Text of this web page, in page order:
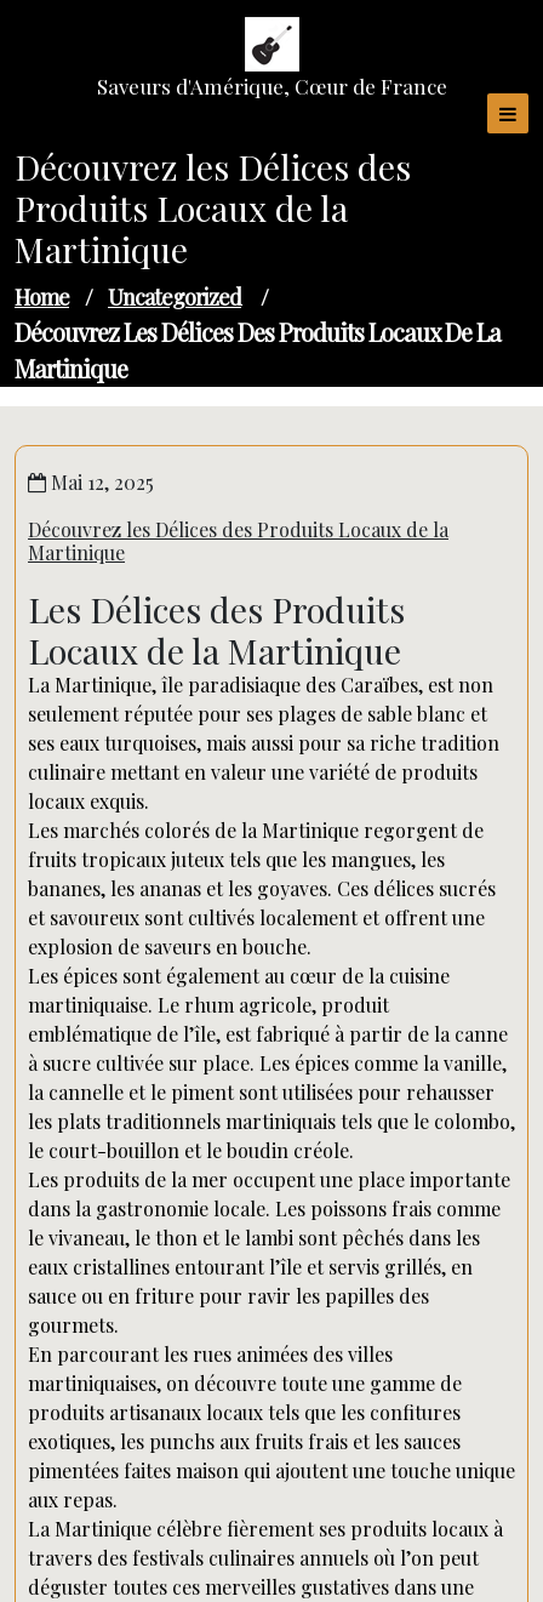
Saveurs d'Amérique, Cœur de France
Découvrez les Délices des
Produits Locaux de la
Martinique
Home / Uncategorized /
Découvrez Les Délices Des Produits Locaux De La
Martinique
Mai 12, 2025
Découvrez les Délices des Produits Locaux de la
Martinique
Les Délices des Produits
Locaux de la Martinique
La Martinique, île paradisiaque des Caraïbes, est non
seulement réputée pour ses plages de sable blanc et
ses eaux turquoises, mais aussi pour sa riche tradition
culinaire mettant en valeur une variété de produits
locaux exquis.
Les marchés colorés de la Martinique regorgent de
fruits tropicaux juteux tels que les mangues, les
bananes, les ananas et les goyaves. Ces délices sucrés
et savoureux sont cultivés localement et offrent une
explosion de saveurs en bouche.
Les épices sont également au cœur de la cuisine
martiniquaise. Le rhum agricole, produit
emblématique de l’île, est fabriqué à partir de la canne
à sucre cultivée sur place. Les épices comme la vanille,
la cannelle et le piment sont utilisées pour rehausser
les plats traditionnels martiniquais tels que le colombo,
le court-bouillon et le boudin créole.
Les produits de la mer occupent une place importante
dans la gastronomie locale. Les poissons frais comme
le vivaneau, le thon et le lambi sont pêchés dans les
eaux cristallines entourant l’île et servis grillés, en
sauce ou en friture pour ravir les papilles des
gourmets.
En parcourant les rues animées des villes
martiniquaises, on découvre toute une gamme de
produits artisanaux locaux tels que les confitures
exotiques, les punchs aux fruits frais et les sauces
pimentées faites maison qui ajoutent une touche unique
aux repas.
La Martinique célèbre fièrement ses produits locaux à
travers des festivals culinaires annuels où l’on peut
déguster toutes ces merveilles gustatives dans une